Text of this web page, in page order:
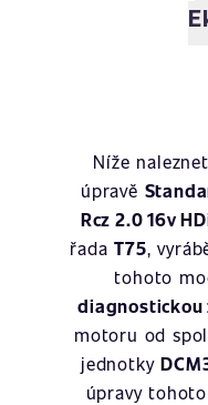
Níže
úpravě
Rcz 2.0 16v
řadaT75,
tohoto
diagnostickou
motoru od
jednotky
úpravy